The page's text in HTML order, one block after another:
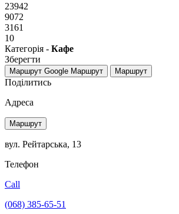
23942
9072
3161
10
Категорія - Кафе
Зберегти
Маршрут Google Маршрут Маршрут
Поділитись
Адреса
Маршрут
вул. Рейтарська, 13
Телефон
Call
(068) 385-65-51